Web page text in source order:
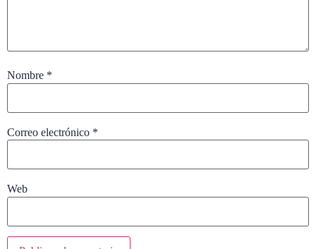
Nombre *
Correo electrónico *
Web